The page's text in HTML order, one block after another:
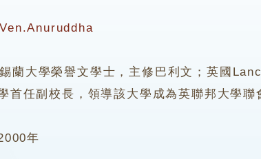
Ven.Anuruddha
大學榮譽文學士，主修巴利文；英國
首任副校長，領導該大學成為英聯邦大學
年